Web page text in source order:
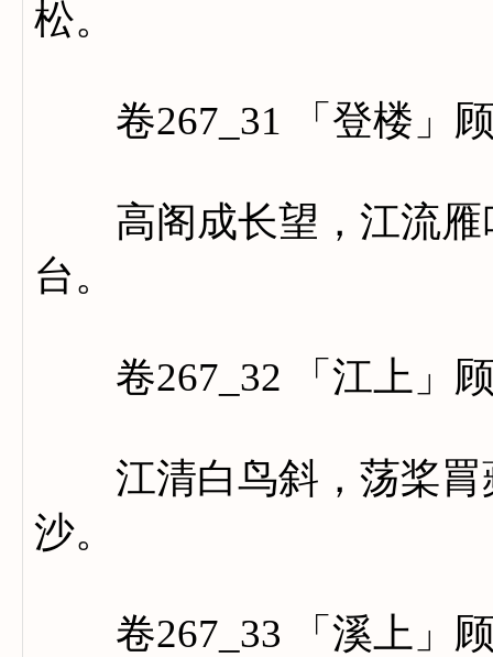
松。
卷267_31 「登楼」
高阁成长望，江流雁
台。
卷267_32 「江上」
江清白鸟斜，荡桨罥
沙。
卷267_33 「溪上」